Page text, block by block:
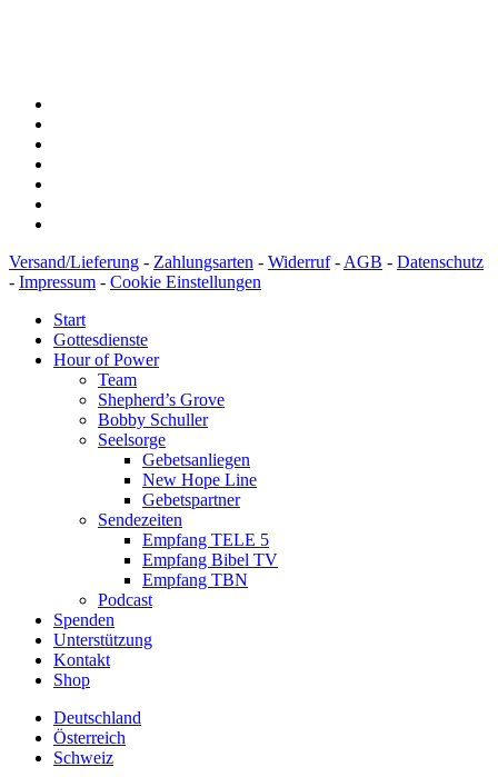
Versand/Lieferung - Zahlungsarten - Widerruf- AGB - Datenschutz
- Impressum - Cookie Einstellungen
Start
Gottesdienste
Hour of Power
Team
Shepherd’s Grove
Bobby Schuller
Seelsorge
Gebetsanliegen
New Hope Line
Gebetspartner
Sendezeiten
Empfang TELE 5
Empfang Bibel TV
Empfang TBN
Podcast
Spenden
Unterstützung
Kontakt
Shop
Deutschland
Österreich
Schweiz